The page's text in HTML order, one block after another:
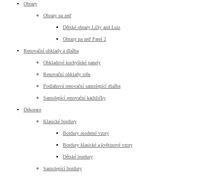
Obrazy
Obrazy na zeď
Dětské obrazy Lilly and Luis
Obrazy na zeď Patel 2
Renovační obklady a dlažba
Obkladové kuchyňské panely
Renovační obklady stěn
Podlahová renovační samolepící dlažba
Samolepící renovační kachličky
Dekorace
Klasické bordury
Bordury moderní vzory
Bordury klasické a květinové vzory
Dětské bordury
Samolepící bordury